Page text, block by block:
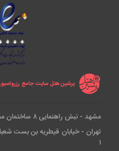
پرشین هتل سایت جامع
مشهد - نبش راهنمایی ۸ ساختمان ممتاز
۱